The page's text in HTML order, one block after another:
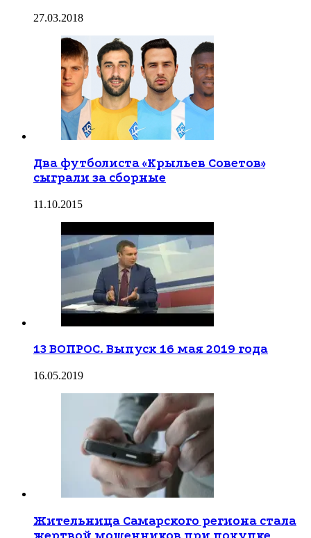
27.03.2018
Два футболиста «Крыльев Советов»
сыграли за сборные
11.10.2015
13 ВОПРОС. Выпуск 16 мая 2019 года
16.05.2019
Жительница Самарского региона стала